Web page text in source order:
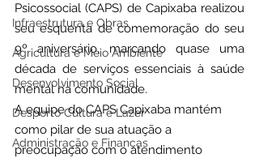
Infraestrutura e Obras
Agricultura e Meio Ambiente
Desenvolvimento Social
Desporto Cultura e Lazer
Administração e Finanças
Psicossocial (CAPS) de Capixaba realizou
seu esquenta de comemoração do seu
9º aniversário, marcando quase uma
década de serviços essenciais à saúde
mental na comunidade.
A equipe do CAPS Capixaba mantém
como pilar de sua atuação a
preocupação com o atendimento